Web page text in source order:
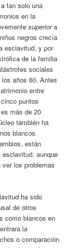
tan solo una
en la
superiora
negros crecía
esclavitud, y por
de la familia
sociales
años 60. Antes
entre
puntos
más de 20
también ha
blancos.
están
aunque
los problemas
ha sido
de otros
como blancos en
la
o comparación